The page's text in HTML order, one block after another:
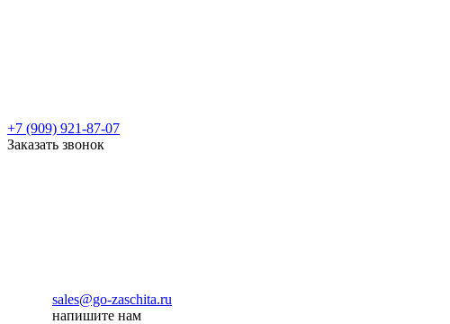
+7 (909) 921-87-07
Заказать звонок
sales@go-zaschita.ru
напишите нам